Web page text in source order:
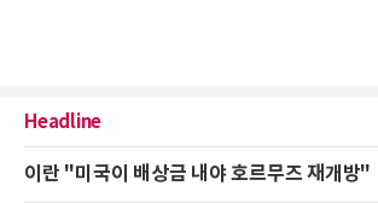
Headline
이란 "미국이 배상금 내야 호르무즈 재개방"